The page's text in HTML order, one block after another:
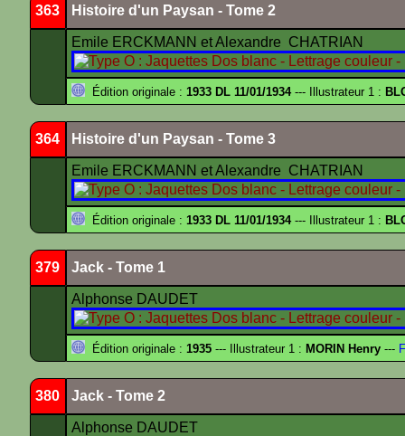
363 Histoire d'un Paysan - Tome 2
Emile ERCKMANN et Alexandre CHATRIAN
Édition originale : 1933 DL 11/01/1934--- Illustrateur 1 :
364 Histoire d'un Paysan - Tome 3
Emile ERCKMANN et Alexandre CHATRIAN
Édition originale : 1933 DL 11/01/1934--- Illustrateur 1 :
379 Jack - Tome 1
Alphonse DAUDET
Édition originale : 1935 --- Illustrateur 1 : MORIN Henry ---
380 Jack - Tome 2
Alphonse DAUDET